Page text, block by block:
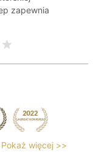
zapewnia
Pokaż więcej >>